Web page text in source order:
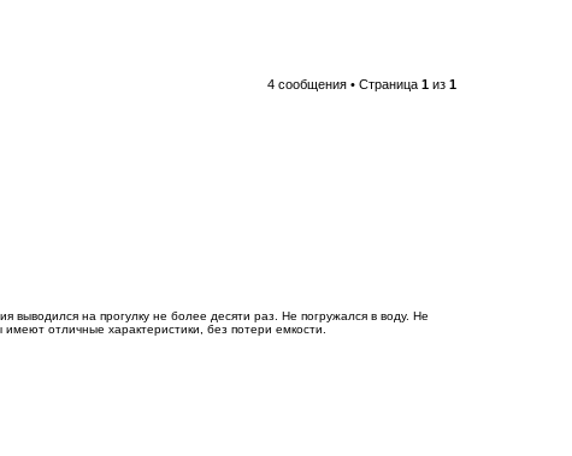
4 сообщения • Страница 1 из 1
на прогулку не более десяти раз. Не погружался в воду. Не
отличные характеристики, без потери емкости.